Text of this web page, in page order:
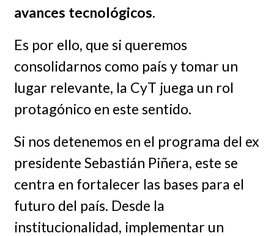
avances tecnológicos.
Es por ello, que si queremos
consolidarnos como país y tomar un
lugar relevante, la CyT juega un rol
protagónico en este sentido.
Si nos detenemos en el programa del ex
presidente Sebastián Piñera, este se
centra en fortalecer las bases para el
futuro del país. Desde la
institucionalidad, implementar un